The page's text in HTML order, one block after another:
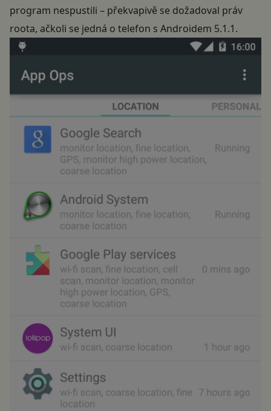
program nespustili – překvapivě se dožadoval práv
roota, ačkoli se jedná o telefon s Androidem 5.1.1.